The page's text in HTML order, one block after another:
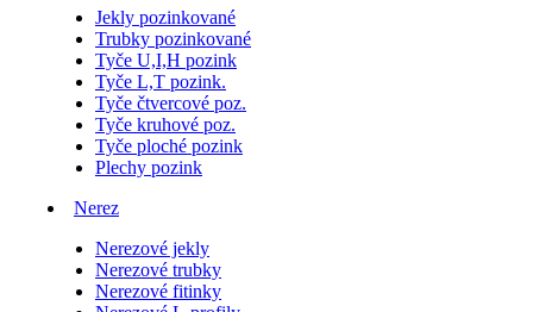
Jekly pozinkované
Trubky pozinkované
Tyče U,I,H pozink
Tyče L,T pozink.
Tyče čtvercové poz.
Tyče kruhové poz.
Tyče ploché pozink
Plechy pozink
Nerez
Nerezové jekly
Nerezové trubky
Nerezové fitinky